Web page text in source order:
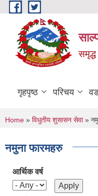
Skip to main content
गृहपृष्ठ परिचय
You are here
Home » विधुतीय शुसासन सेवा»
नमुना फारमहरु
आर्थिक वर्ष